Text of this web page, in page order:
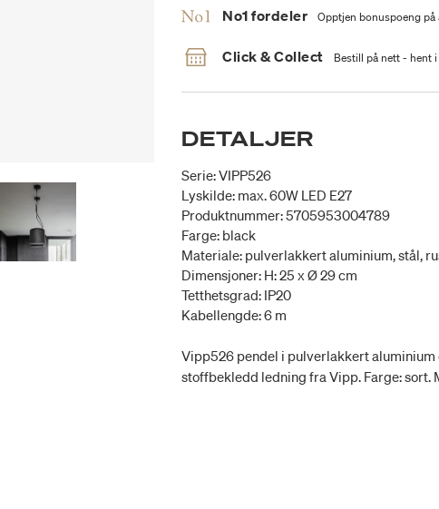
No1 fordeler Opptjen bonuspoeng på
Click & Collect Bestill på nett - hent
DETALJER
Serie: VIPP526
Lyskilde: max. 60W LED E27
Produktnummer: 5705953004789
Farge: black
Materiale: pulverlakkert aluminium, stål,
Dimensjoner: H: 25 x Ø 29 cm
Tetthetsgrad: IP20
Kabellengde: 6 m
Vipp526 pendel i pulverlakkert aluminium
stoffbekledd ledning fra Vipp. Farge: sort.